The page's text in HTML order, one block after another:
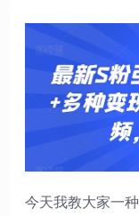
今天我教大家一